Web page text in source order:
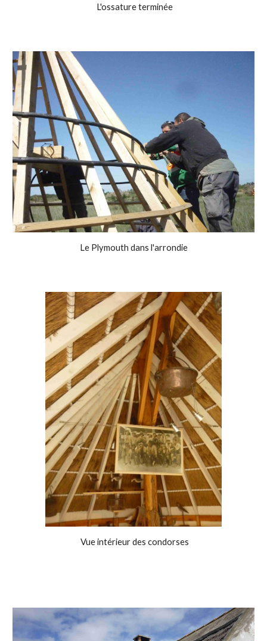
L'ossature terminée
Le Plymouth dans l'arrondie
Vue intérieur des condorses